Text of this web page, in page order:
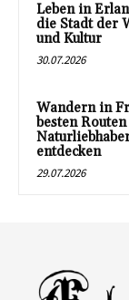
Leben in
die Stadt der
und Kultur
30.07.2026
Wandern in
besten
entdecken
29.07.2026